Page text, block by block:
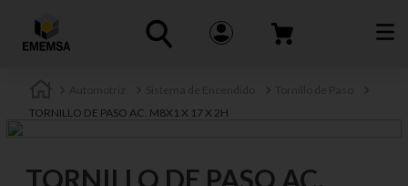
TORNILLO DE PASO AC. M8X1 X 17 X 2H
TORNILLO DE PASO AC.